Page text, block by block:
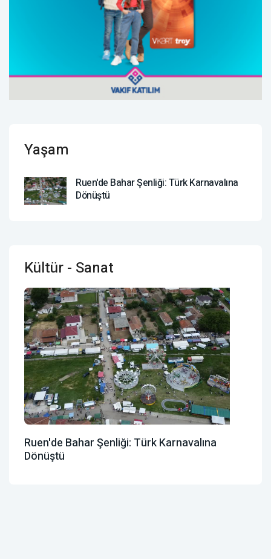
Yaşam
Ruen'de Bahar Şenliği: Türk Karnavalına
Dönüştü
Kültür - Sanat
Ruen'de Bahar Şenliği: Türk Karnavalına
Dönüştü